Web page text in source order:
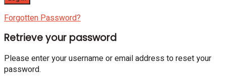
Forgotten Password?
Retrieve your password
Please enter your username or email address to reset your
password.